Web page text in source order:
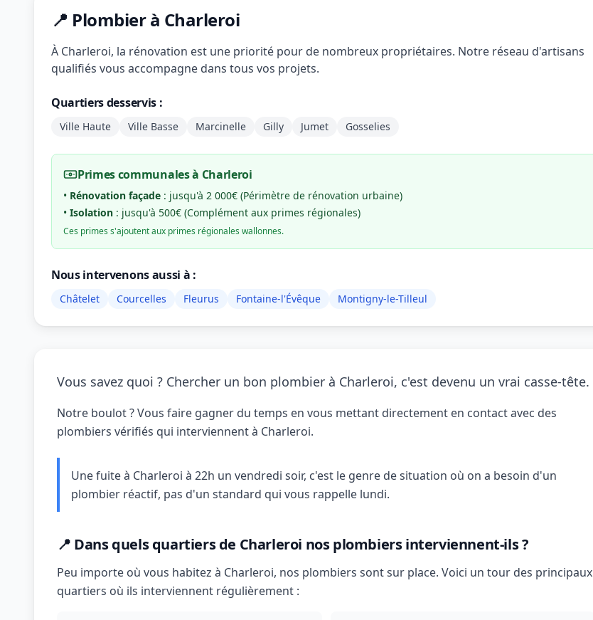
📍 Plombier à Charleroi
À Charleroi, la rénovation est une priorité pour de nombreux propriétaires. Notre réseau d'artisans
qualifiés vous accompagne dans tous vos projets.
Quartiers desservis :
Ville Haute Ville Basse Marcinelle Gilly Jumet Gosselies
Primes communales à Charleroi
• Rénovation façade : jusqu'à 2 000€ (Périmètre de rénovation urbaine)
• Isolation : jusqu'à 500€ (Complément aux primes régionales)
Ces primes s'ajoutent aux primes régionales wallonnes.
Nous intervenons aussi à :
Châtelet Courcelles Fleurus Fontaine-l'Évêque Montigny-le-Tilleul
Vous savez quoi ? Chercher un bon plombier à Charleroi, c'est devenu un vrai casse-tête.
Notre boulot ? Vous faire gagner du temps en vous mettant directement en contact avec des
plombiers vérifiés qui interviennent à Charleroi.
Une fuite à Charleroi à 22h un vendredi soir, c'est le genre de situation où on a besoin d'un
plombier réactif, pas d'un standard qui vous rappelle lundi.
📍 Dans quels quartiers de Charleroi nos plombiers interviennent-ils ?
Peu importe où vous habitez à Charleroi, nos plombiers sont sur place. Voici un tour des principaux
quartiers où ils interviennent régulièrement :